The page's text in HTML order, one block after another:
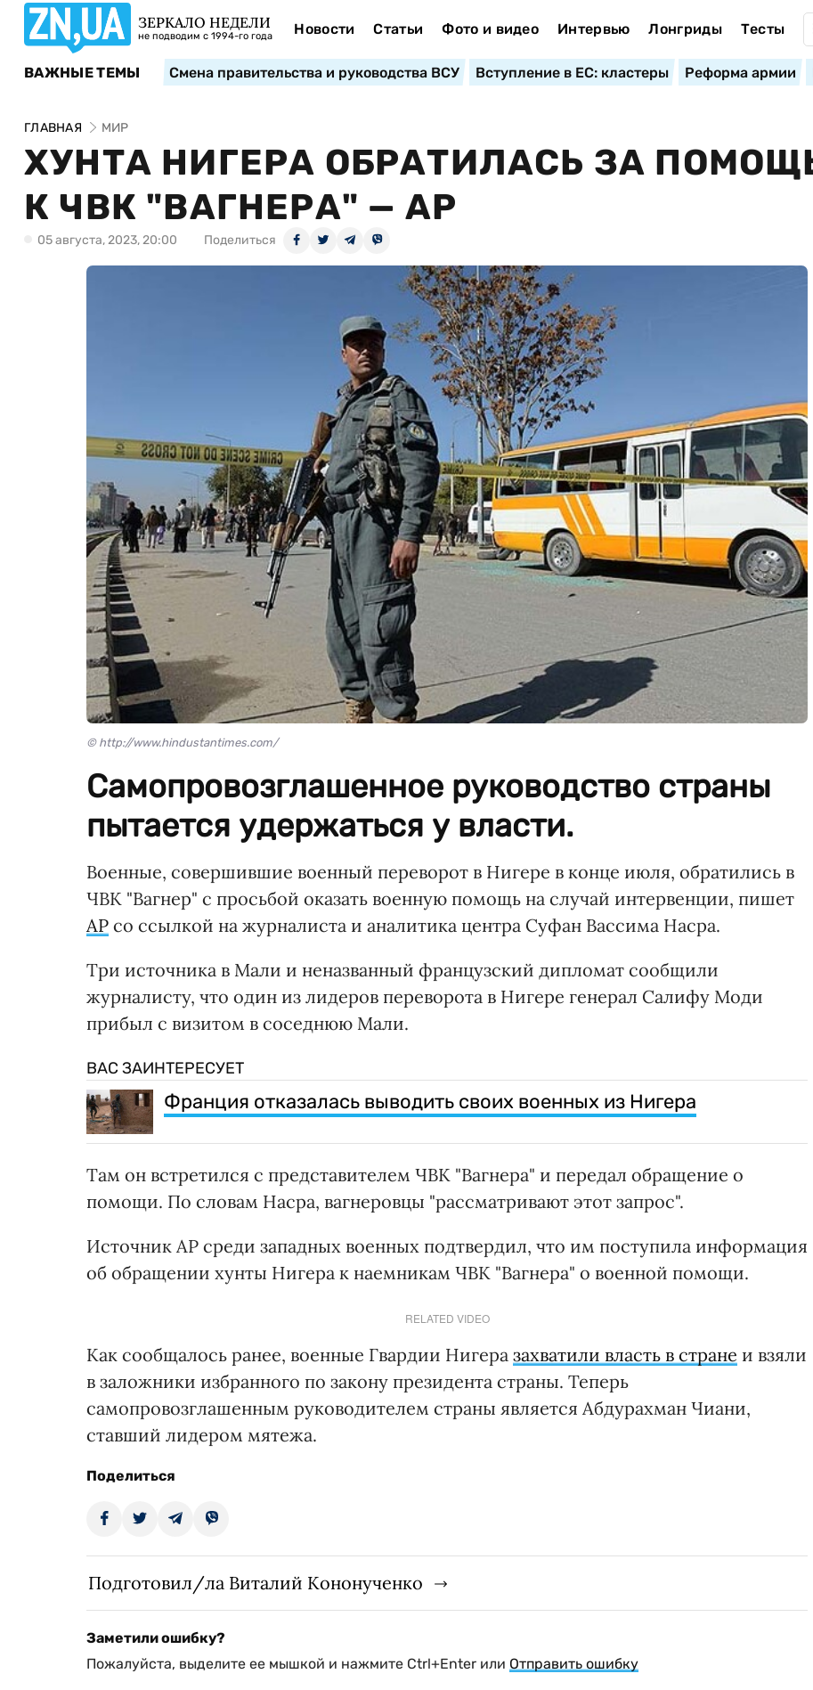
ЗЕРКАЛО НЕДЕЛИ
не подводим с 1994-го года Новости Статьи Фото и видео Интервью Лонгриды Тесты
ВАЖНЫЕ ТЕМЫ Смена правительства и руководства ВСУ Вступление в ЕС: кластеры Реформа армии
ГЛАВНАЯ МИР
ХУНТА НИГЕРА ОБРАТИЛАСЬ ЗА
К ЧВК "ВАГНЕРА" — AP
05 августа, 2023, 20:00 Поделиться
© http://www.hindustantimes.com/
Самопровозглашенное руководство страны
пытается удержаться у власти.
Военные, совершившие военный переворот в Нигере в конце июля, обратились в
ЧВК "Вагнер" с просьбой оказать военную помощь на случай интервенции, пишет
AP со ссылкой на журналиста и аналитика центра Суфан Вассима Насра.
Три источника в Мали и неназванный французский дипломат сообщили
журналисту, что один из лидеров переворота в Нигере генерал Салифу Моди
прибыл с визитом в соседнюю Мали.
ВАС ЗАИНТЕРЕСУЕТ
Франция отказалась выводить своих военных из Нигера
Там он встретился с представителем ЧВК "Вагнера" и передал обращение о
помощи. По словам Насра, вагнеровцы "рассматривают этот запрос".
Источник AP среди западных военных подтвердил, что им поступила информация
об обращении хунты Нигера к наемникам ЧВК "Вагнера" о военной помощи.
RELATED VIDEO
Как сообщалось ранее, военные Гвардии Нигера захватили власть в стране и взяли
в заложники избранного по закону президента страны. Теперь
самопровозглашенным руководителем страны является Абдурахман Чиани,
ставший лидером мятежа.
Поделиться
Подготовил/ла Виталий Кононученко
Заметили ошибку?
Пожалуйста, выделите ее мышкой и нажмите Ctrl+Enter или Отправить ошибку